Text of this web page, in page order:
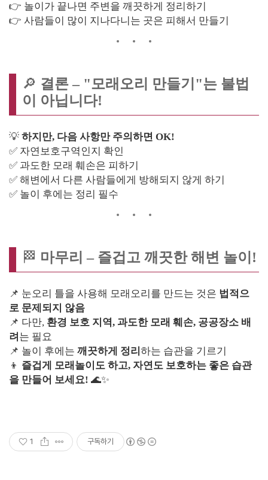
👉 놀이가 끝나면 주변을 깨끗하게 정리하기
👉 사람들이 많이 지나다니는 곳은 피해서 만들기
🔎 결론 – "모래오리 만들기"는 불법
이 아닙니다!
💡 하지만, 다음 사항만 주의하면 OK!
✅ 자연보호구역인지 확인
✅ 과도한 모래 훼손은 피하기
✅ 해변에서 다른 사람들에게 방해되지 않게 하기
✅ 놀이 후에는 정리 필수
🏁 마무리 – 즐겁고 깨끗한 해변 놀이!
📌 눈오리 틀을 사용해 모래오리를 만드는 것은 법적으
로 문제되지 않음
📌 다만, 환경 보호 지역, 과도한 모래 훼손, 공공장소 배
려 는 필요
📌 놀이 후에는 깨끗하게 정리 하는 습관을 기르기
👦 즐겁게 모래놀이도 하고, 자연도 보호하는 좋은 습관
을 만들어 보세요! 🌊✨
1 구독하기